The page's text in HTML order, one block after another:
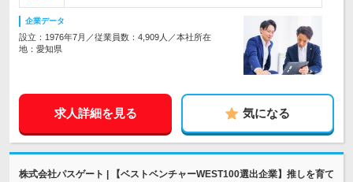
企業データ
設立：1976年7月／従業員数：4,909人／本社所在
地：愛知県
求人詳細を見る 気になる
株式会社パスゲート | 【ベストベンチャーWEST100選出企業】推しを育て